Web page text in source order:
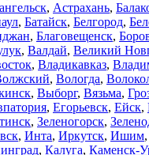
, Астрахань,
, Батайск, Белгород,
, Благовещенск,
, Валдай, Великий
, Владикавказ,
, Вологда,
, Выборг, Вязьма,
, Егорьевск, Ейск,
, Зеленогорск,
, Инта, Иркутск, Ишим,
, Калуга, Каменск-